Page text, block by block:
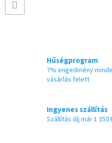
Hűségprogram
7% engedmény
vásárlás felett
Ingyenes szállítás
Szállítás díj már 1 350